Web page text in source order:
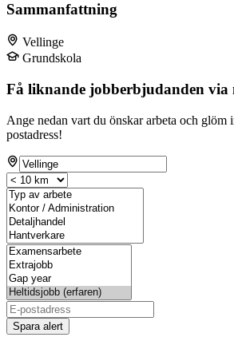
Sammanfattning
Vellinge
Grundskola
Få liknande jobberbjudanden via
Ange nedan vart du önskar arbeta och glöm
postadress!
Spara alert